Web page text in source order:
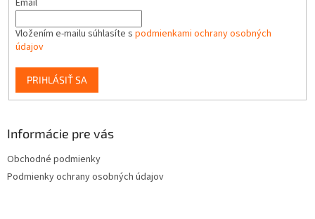
Vložením e-mailu súhlasíte s podmienkami ochrany osobných
údajov
PRIHLÁSIŤ SA
Informácie pre vás
Obchodné podmienky
Podmienky ochrany osobných údajov